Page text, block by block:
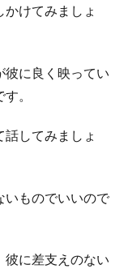
けてみましょ
彼に良く映ってい
。
してみましょ
いものでいいので
彼に差支えのない